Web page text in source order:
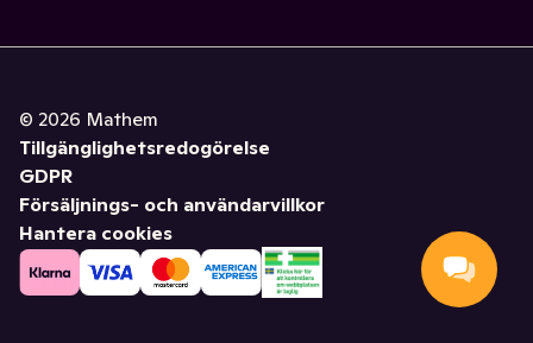
© 2026 Mathem
Tillgänglighetsredogörelse
GDPR
Försäljnings- och användarvillkor
Hantera cookies